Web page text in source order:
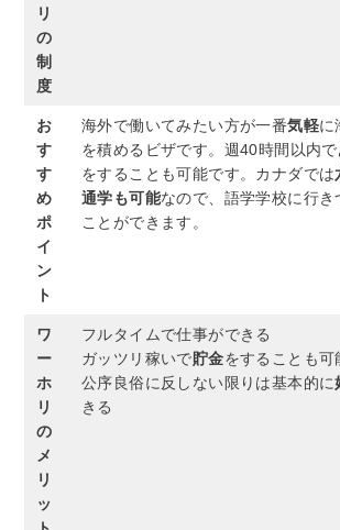
リ
の
制
度
お
す
す
め
ポ
イ
ン
ト
海外で働いてみたい方が一番気軽に
を積めるビザです。週40時間以内
をすることも可能です。カナダでは
通学も可能なので、語学学校に行き
ことができます。
ワ
ー
ホ
リ
の
メ
リ
ッ
フルタイムで仕事ができる
ガッツリ稼いで貯金をすることも可
公序良俗に反しない限りは基本的に
きる